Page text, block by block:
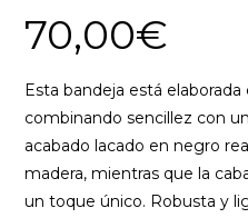
70,00€
Esta bandeja está
combinando sencillez con
acabado lacado en negro
madera, mientras que la
un toque único. Robusta y